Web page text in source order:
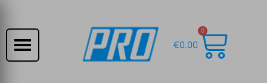
€0.00
0